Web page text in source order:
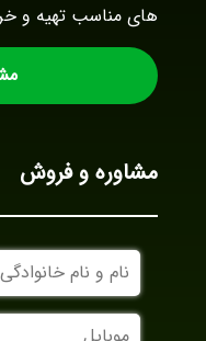
های مناسب تهیه و
مشاوره و فروش
نام
و
نام
خانوادگی
موبایل